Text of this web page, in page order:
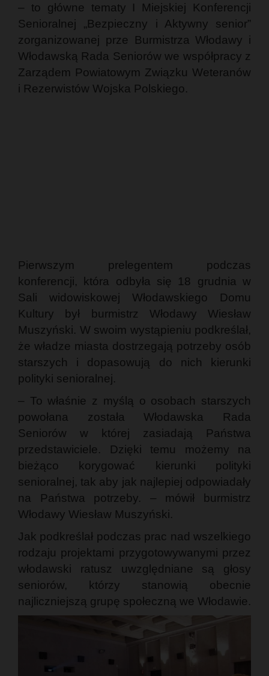
– to główne tematy I Miejskiej Konferencji
Senioralnej „Bezpieczny i Aktywny senior”
zorganizowanej prze Burmistrza Włodawy i
Włodawską Rada Seniorów we współpracy z
Zarządem Powiatowym Związku Weteranów
i Rezerwistów Wojska Polskiego.
Pierwszym prelegentem podczas
konferencji, która odbyła się 18 grudnia w
Sali widowiskowej Włodawskiego Domu
Kultury był burmistrz Włodawy Wiesław
Muszyński. W swoim wystąpieniu podkreślał,
że władze miasta dostrzegają potrzeby osób
starszych i dopasowują do nich kierunki
polityki senioralnej.
– To właśnie z myślą o osobach starszych
powołana została Włodawska Rada
Seniorów w której zasiadają Państwa
przedstawiciele. Dzięki temu możemy na
bieżąco korygować kierunki polityki
senioralnej, tak aby jak najlepiej odpowiadały
na Państwa potrzeby. – mówił burmistrz
Włodawy Wiesław Muszyński.
Jak podkreślał podczas prac nad wszelkiego
rodzaju projektami przygotowywanymi przez
włodawski ratusz uwzględniane są głosy
seniorów, którzy stanowią obecnie
najliczniejszą grupę społeczną we Włodawie.